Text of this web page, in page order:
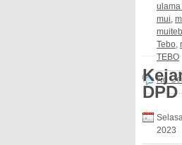
mui
Tebo
TEBO
No
2023